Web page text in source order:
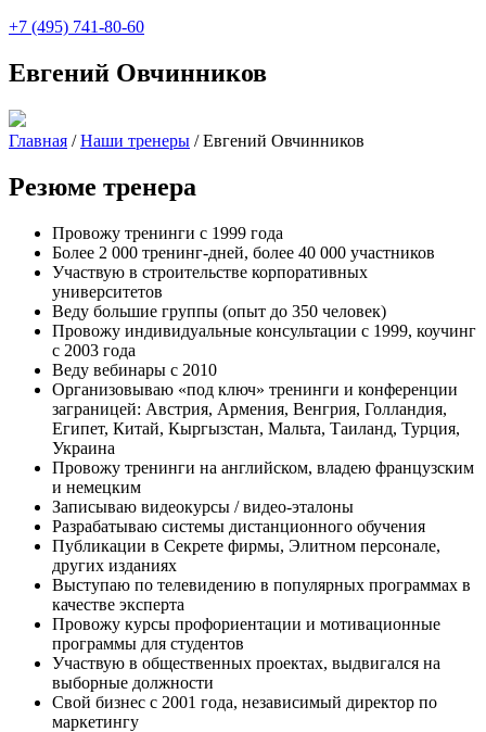
+7 (495) 741-80-60
Евгений Овчинников
Главная /Наши тренеры /Евгений Овчинников
Резюме тренера
Провожу тренинги с 1999 года
Более 2 000 тренинг-дней, более 40 000 участников
Участвую в строительстве корпоративных
университетов
Веду большие группы (опыт до 350 человек)
Провожу индивидуальные консультации с 1999, коучинг
с 2003 года
Веду вебинары с 2010
Организовываю «под ключ» тренинги и конференции
заграницей: Австрия, Армения, Венгрия, Голландия,
Египет, Китай, Кыргызстан, Мальта, Таиланд, Турция,
Украина
Провожу тренинги на английском, владею французским
и немецким
Записываю видеокурсы / видео-эталоны
Разрабатываю системы дистанционного обучения
Публикации в Секрете фирмы, Элитном персонале,
других изданиях
Выступаю по телевидению в популярных программах в
качестве эксперта
Провожу курсы профориентации и мотивационные
программы для студентов
Участвую в общественных проектах, выдвигался на
выборные должности
Свой бизнес с 2001 года, независимый директор по
маркетингу